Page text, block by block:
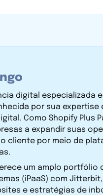
digital especializada
por sua expertise
Como Shopify Plus
a expandir suas
cliente por meio de
um amplo portfólio
(iPaaS) com Jitterbit,
e estratégias de